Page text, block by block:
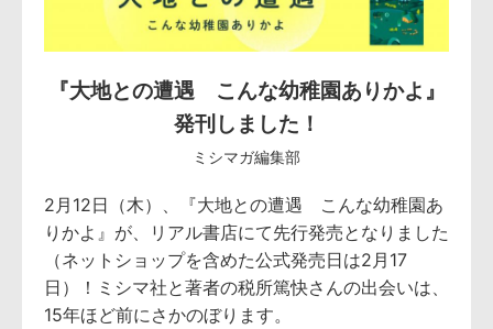
『大地との遭遇 こんな幼稚園ありかよ』
発刊しました！
ミシマガ編集部
2月12日（木）、『大地との遭遇 こんな幼稚園あ
りかよ』が、リアル書店にて先行発売となりました
（ネットショップを含めた公式発売日は2月17
日）！ミシマ社と著者の税所篤快さんの出会いは、
15年ほど前にさかのぼります。